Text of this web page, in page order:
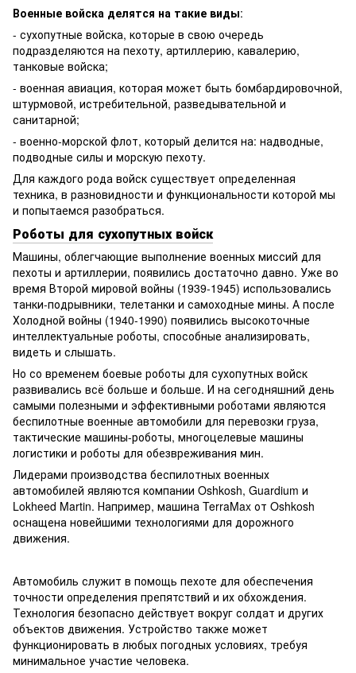
Военные войска делятся на такие виды:
- сухопутные войска, которые в свою очередь
подразделяются на пехоту, артиллерию, кавалерию,
танковые войска;
- военная авиация, которая может быть бомбардировочной,
штурмовой, истребительной, разведывательной и
санитарной;
- военно-морской флот, который делится на: надводные,
подводные силы и морскую пехоту.
Для каждого рода войск существует определенная
техника, в разновидности и функциональности которой мы
и попытаемся разобраться.
Роботы для сухопутных войск
Машины, облегчающие выполнение военных миссий для
пехоты и артиллерии, появились достаточно давно. Уже во
время Второй мировой войны (1939-1945) использовались
танки-подрывники, телетанки и самоходные мины. А после
Холодной войны (1940-1990) появились высокоточные
интеллектуальные роботы, способные анализировать,
видеть и слышать.
Но со временем боевые роботы для сухопутных войск
развивались всё больше и больше. И на сегодняшний день
самыми полезными и эффективными роботами являются
беспилотные военные автомобили для перевозки груза,
тактические машины-роботы, многоцелевые машины
логистики и роботы для обезвреживания мин.
Лидерами производства беспилотных военных
автомобилей являются компании Oshkosh, Guardium и
Lokheed Martin. Например, машина TerraMax от Oshkosh
оснащена новейшими технологиями для дорожного
движения.
Автомобиль служит в помощь пехоте для обеспечения
точности определения препятствий и их обхождения.
Технология безопасно действует вокруг солдат и других
объектов движения. Устройство также может
функционировать в любых погодных условиях, требуя
минимальное участие человека.